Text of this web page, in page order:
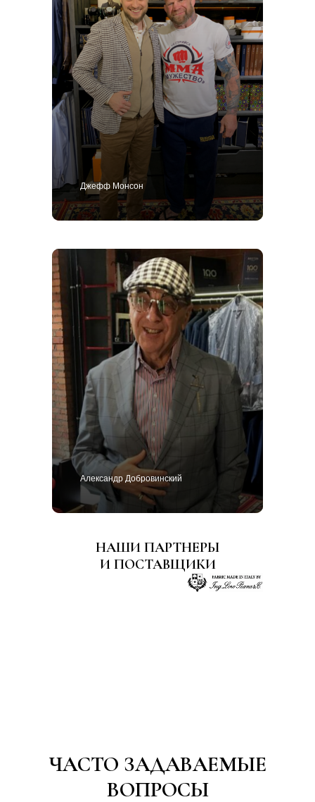
Джефф Монсон
Александр Добровинский
НАШИ ПАРТНЕРЫ
И ПОСТАВЩИКИ
ЧАСТО ЗАДАВАЕМЫЕ
ВОПРОСЫ